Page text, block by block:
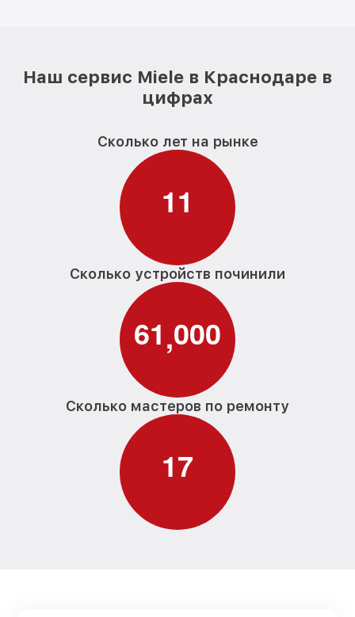
Наш сервис Miele в Краснодаре в
цифрах
Сколько лет на рынке
11
Сколько устройств починили
61,000
Сколько мастеров по ремонту
17